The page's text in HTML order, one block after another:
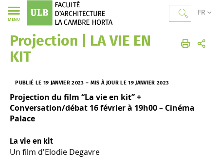
FR
MENU
Faculté d'Architecture La Cambre Horta Accueil
Projection | LA VIE EN
KIT
PUBLIÉ LE 19 JANVIER 2023 – MIS À JOUR LE 19 JANVIER 2023
Projection du film “La vie en kit” +
Conversation/débat 16 février à 19h00 – Cinéma
Palace
La vie en kit
Un film d'Elodie Degavre